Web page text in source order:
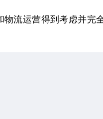
流运营得到考虑并完